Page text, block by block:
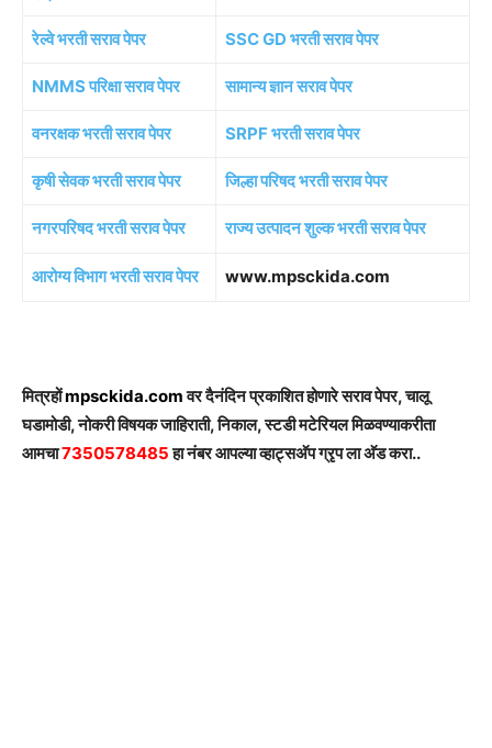
रेल्वे भरती सराव पेपर SSC GD भरती सराव पेपर
NMMS परिक्षा सराव पेपर सामान्य ज्ञान सराव पेपर
वनरक्षक भरती सराव पेपर SRPF भरती सराव पेपर
कृषी सेवक भरती सराव पेपर जिल्हा परिषद भरती सराव पेपर
नगरपरिषद भरती सराव पेपर राज्य उत्पादन शुल्क भरती सराव पेपर
आरोग्य विभाग भरती सराव पेपर www.mpsckida.com
मित्रहोंmpsckida.comवर दैनंदिन प्रकाशित होणारे सराव पेपर, चालू
घडामोडी, नोकरी विषयक जाहिराती, निकाल, स्टडी मटेरियल मिळवण्याकरीता
आमचा7350578485हा नंबर आपल्या व्हाट्सअ‍ॅप ग्रृप ला अ‍ॅड करा..